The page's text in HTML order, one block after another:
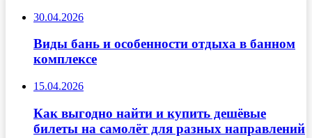
30.04.2026
Виды бань и особенности отдыха в банном
комплексе
15.04.2026
Как выгодно найти и купить дешёвые
билеты на самолёт для разных направлений